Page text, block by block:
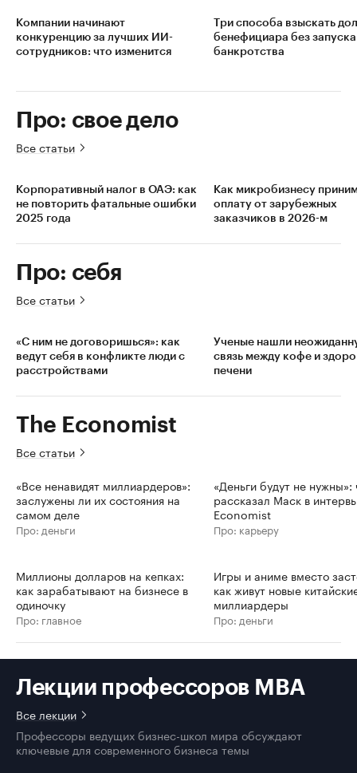
Компании начинают
конкуренцию за лучших ИИ-
сотрудников: что изменится
Три способа взыскать
бенефициара без запуска
банкротства
Про: свое дело
Все статьи
Корпоративный налог в ОАЭ: как
не повторить фатальные ошибки
2025 года
Как микробизнесу
оплату от зарубежных
заказчиков в 2026-м
Про: себя
Все статьи
«С ним не договоришься»: как
ведут себя в конфликте люди с
расстройствами
Ученые нашли
связь между кофе и
печени
The Economist
Все статьи
«Все ненавидят миллиардеров»:
заслужены ли их состояния на
самом деле
Про: деньги
«Деньги будут не нужны»:
рассказал Маск в
Economist
Про: карьеру
Миллионы долларов на кепках:
как зарабатывают на бизнесе в
одиночку
Про: главное
Игры и аниме вместо
как живут новые
миллиардеры
Про: деньги
Лекции профессоров MBA
Все лекции
Профессоры ведущих бизнес-школ мира обсуждают
ключевые для современного бизнеса темы